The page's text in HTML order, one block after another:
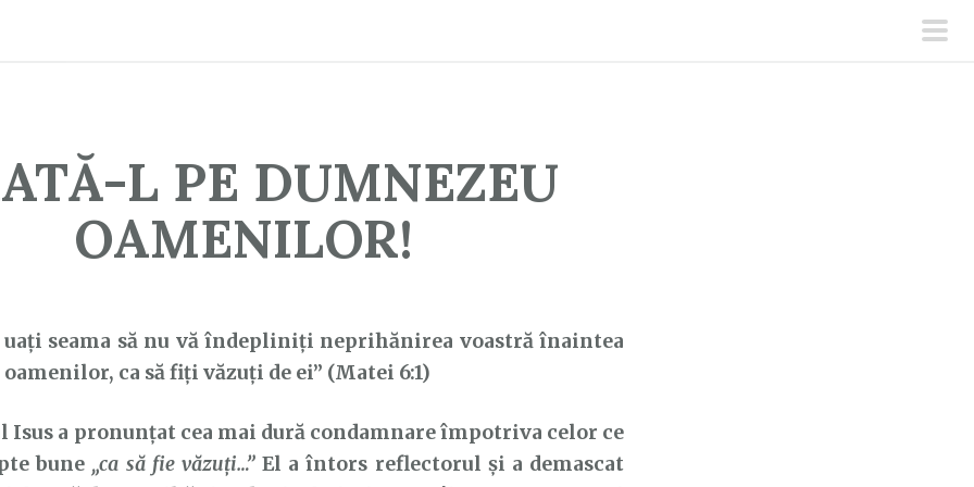
L PE DUMNEZEU
OAMENILOR!
uați seama să nu vă îndepliniți neprihănirea voastră înaintea
oamenilor, ca să fiți văzuți de ei” (Matei 6:1)
a pronunțat cea mai dură condamnare împotriva celor ce
bune „ca să fie văzuți…”El a întors reflectorul și a demascat